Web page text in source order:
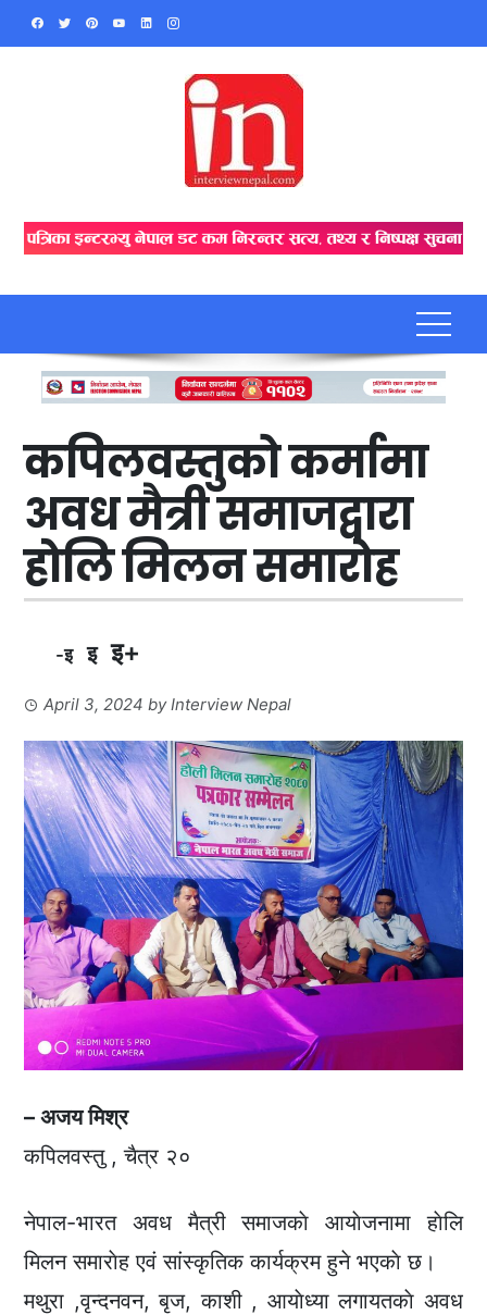
Skip
कपिलवस्तुको कर्मामा
अवध मैत्री समाजद्वारा
हाेलि मिलन समाराेह
-इ इ इ+
April 3, 2024 byInterview Nepal
– अजय मिश्र
कपिलवस्तु , चैत्र २०
नेपाल-भारत अवध मैत्री समाजकाे आयाेजनामा हाेलि
मिलन समाराेह एवं सांस्कृतिक कार्यक्रम हुने भएकाे छ।
मथुरा ,वृन्दनवन, बृज, काशी , आयाेध्या लगायतकाे अवध